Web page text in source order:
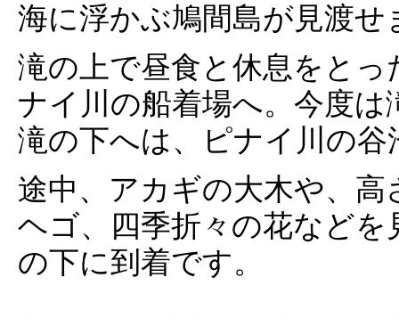
海に浮かぶ鳩間島が見渡せ
滝の上で昼食と休息をと
ナイ川の船着場へ。今度
滝の下へは、ピナイ川の
途中、アカギの大木や、
ヘゴ、四季折々の花など
の下に到着です。